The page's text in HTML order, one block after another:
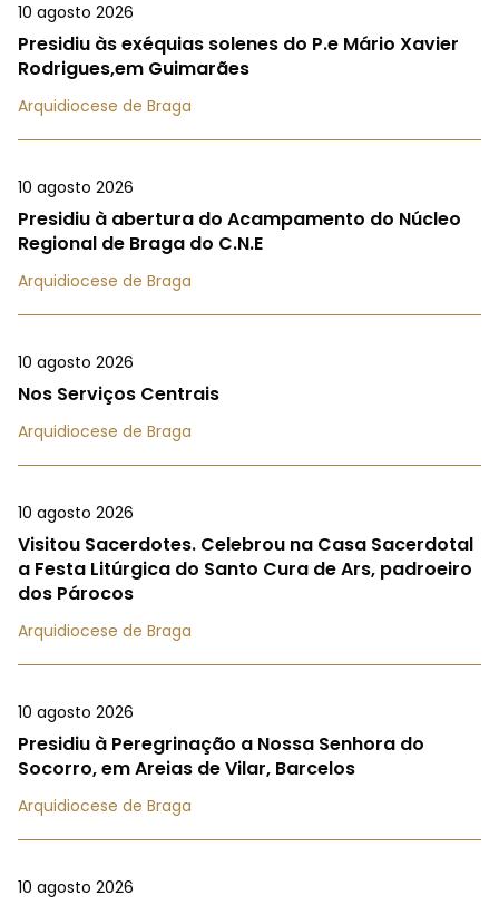
10 agosto 2026
Presidiu às exéquias solenes do P.e Mário Xavier
Rodrigues,em Guimarães
Arquidiocese de Braga
10 agosto 2026
Presidiu à abertura do Acampamento do Núcleo
Regional de Braga do C.N.E
Arquidiocese de Braga
10 agosto 2026
Nos Serviços Centrais
Arquidiocese de Braga
10 agosto 2026
Visitou Sacerdotes. Celebrou na Casa Sacerdotal
a Festa Litúrgica do Santo Cura de Ars, padroeiro
dos Párocos
Arquidiocese de Braga
10 agosto 2026
Presidiu à Peregrinação a Nossa Senhora do
Socorro, em Areias de Vilar, Barcelos
Arquidiocese de Braga
10 agosto 2026